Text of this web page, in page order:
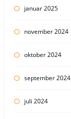
januar 2025
november 2024
oktober 2024
september 2024
juli 2024